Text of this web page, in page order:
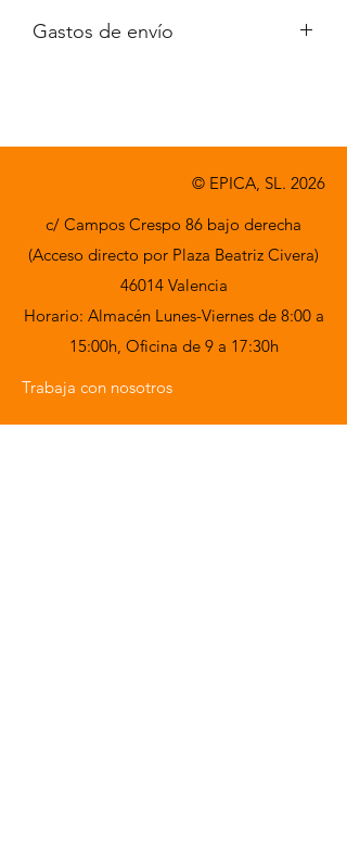
Gastos de envío
© EPICA, SL. 2026
c/ Campos Crespo 86 bajo derecha
(Acceso directo por Plaza Beatriz Civera)
46014 Valencia
Horario: Almacén Lunes-Viernes de 8:00 a
15:00h, Oficina de 9 a 17:30h
Trabaja con nosotros